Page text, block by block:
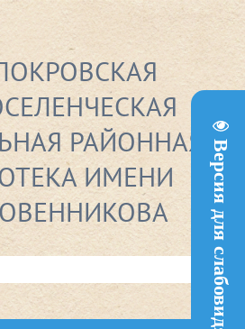
Версия для слабовидящих
РАЙОННАЯ
ИМЕНИ